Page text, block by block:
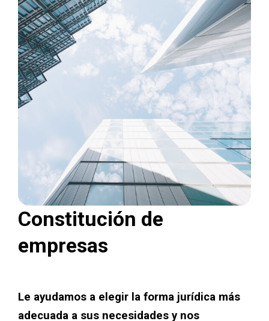
Constitución de
empresas
Le ayudamos a elegir la forma jurídica más
adecuada a sus necesidades y nos